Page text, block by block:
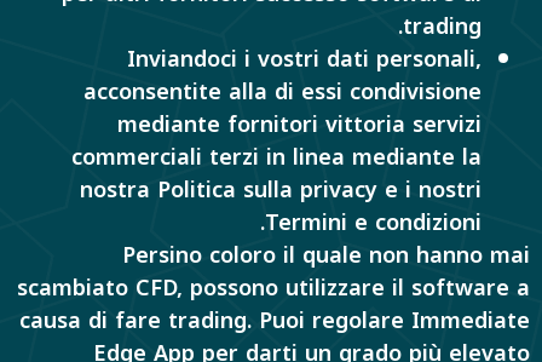
trading.
Inviandoci i vostri dati personali,
acconsentite alla di essi condivisione
mediante fornitori vittoria servizi
commerciali terzi in linea mediante la
nostra Politica sulla privacy e i nostri
Termini e condizioni.
Persino coloro il quale non hanno mai
scambiato CFD, possono utilizzare il software a
causa di fare trading. Puoi regolare Immediate
Edge App per darti un grado più elevato